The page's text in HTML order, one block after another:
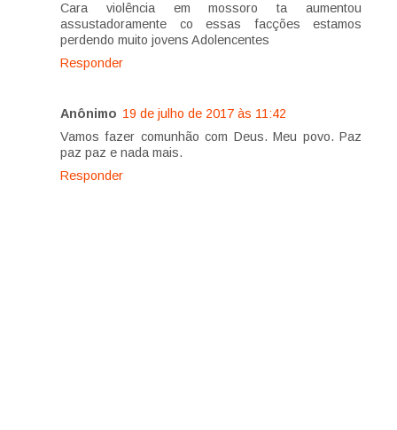
Cara violência em mossoro ta aumentou
assustadoramente co essas facções estamos
perdendo muito jovens Adolencentes
Responder
Anônimo 19 de julho de 2017 às 11:42
Vamos fazer comunhão com Deus. Meu povo. Paz
paz paz e nada mais.
Responder